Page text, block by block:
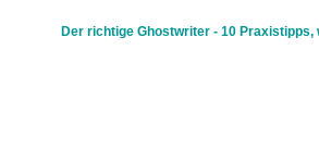
Der richtige Ghostwriter - 10